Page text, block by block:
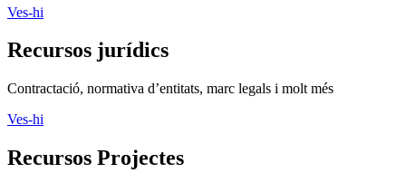
Recursos jurídics